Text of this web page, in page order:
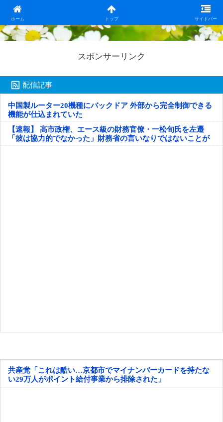
ホーム トップ サイドバー
日本第一！ニュース録
スポンサーリンク
配信記事
中国製ルーター20機種にバックドア 外部から完全制御できる
機能が仕込まれていた
【速報】 高市政権、エース級の財務官僚・一松旬氏を左遷
「彼は協力的でなかった」財務省の言いなりではないことが
判明
共産党「これは酷い…京都市でマイナンバーカードを持たな
い29万人がポイント給付事業から排除された」